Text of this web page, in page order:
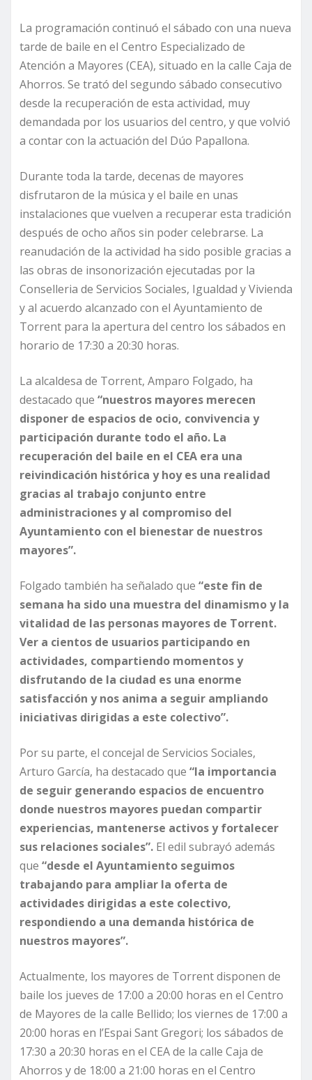
La programación continuó el sábado con una nueva
tarde de baile en el Centro Especializado de
Atención a Mayores (CEA), situado en la calle Caja de
Ahorros. Se trató del segundo sábado consecutivo
desde la recuperación de esta actividad, muy
demandada por los usuarios del centro, y que volvió
a contar con la actuación del Dúo Papallona.
Durante toda la tarde, decenas de mayores
disfrutaron de la música y el baile en unas
instalaciones que vuelven a recuperar esta tradición
después de ocho años sin poder celebrarse. La
reanudación de la actividad ha sido posible gracias a
las obras de insonorización ejecutadas por la
Conselleria de Servicios Sociales, Igualdad y Vivienda
y al acuerdo alcanzado con el Ayuntamiento de
Torrent para la apertura del centro los sábados en
horario de 17:30 a 20:30 horas.
La alcaldesa de Torrent, Amparo Folgado, ha
destacado que “nuestros mayores merecen
disponer de espacios de ocio, convivencia y
participación durante todo el año. La
recuperación del baile en el CEA era una
reivindicación histórica y hoy es una realidad
gracias al trabajo conjunto entre
administraciones y al compromiso del
Ayuntamiento con el bienestar de nuestros
mayores”.
Folgado también ha señalado que “este fin de
semana ha sido una muestra del dinamismo y la
vitalidad de las personas mayores de Torrent.
Ver a cientos de usuarios participando en
actividades, compartiendo momentos y
disfrutando de la ciudad es una enorme
satisfacción y nos anima a seguir ampliando
iniciativas dirigidas a este colectivo”.
Por su parte, el concejal de Servicios Sociales,
Arturo García, ha destacado que “la importancia
de seguir generando espacios de encuentro
donde nuestros mayores puedan compartir
experiencias, mantenerse activos y fortalecer
sus relaciones sociales”. El edil subrayó además
que “desde el Ayuntamiento seguimos
trabajando para ampliar la oferta de
actividades dirigidas a este colectivo,
respondiendo a una demanda histórica de
nuestros mayores”.
Actualmente, los mayores de Torrent disponen de
baile los jueves de 17:00 a 20:00 horas en el Centro
de Mayores de la calle Bellido; los viernes de 17:00 a
20:00 horas en l’Espai Sant Gregori; los sábados de
17:30 a 20:30 horas en el CEA de la calle Caja de
Ahorros y de 18:00 a 21:00 horas en el Centro